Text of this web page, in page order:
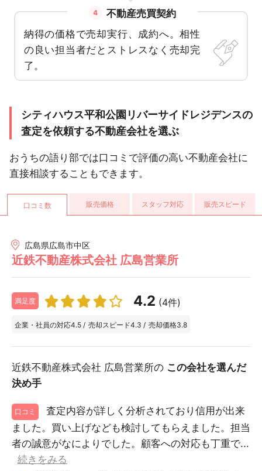
4
不動産売買契約
納得の価格で売却実行、成約へ。相性
の良い担当者だとストレスなく売却完
了。
シティハウス平和公園リバーサイドレジデンスの
査定を依頼する不動産会社を選ぶ
おうちの語り部では口コミで評価の高い不動産会社に
直接相談することもできます。
口コミ数 販売価格 スタッフ対応 販売スピード
広島県広島市中区
近鉄不動産株式会社 広島営業所
満足度 4.2 (4件)
企業・社員の対応4.5 / 売却スピード4.3 / 売却価格3.8
近鉄不動産株式会社 広島営業所の この会社を選んだ
決め手
口コミ
査定内容が詳しく分析されており信用が出来
ました。買い上げなども検討してもらえました。担当
者の誠意がなによりでした。顧客への対応も丁重で...
続きをみる